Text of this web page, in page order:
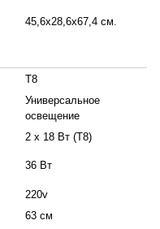
45,6x28,6x67,4 см.
T8
Универсальное
освещение
2 х 18 Вт (T8)
36 Вт
220v
63 см